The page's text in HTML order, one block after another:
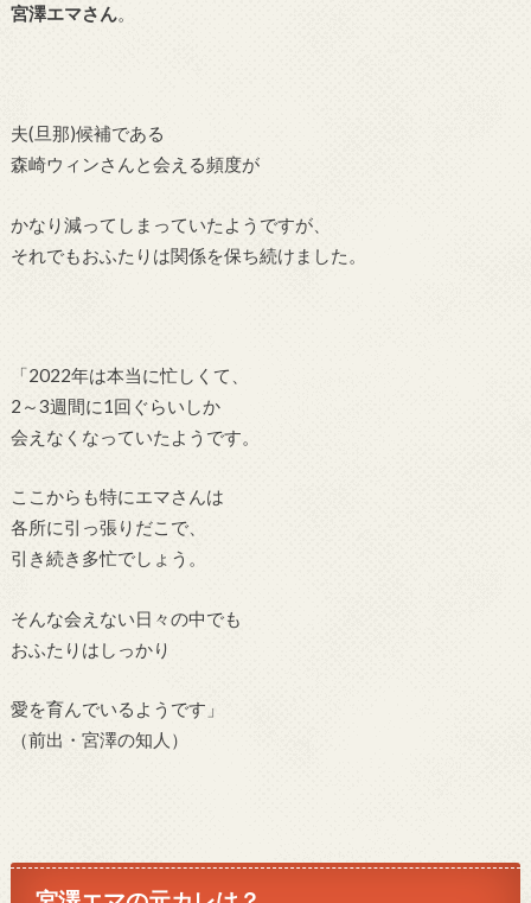
宮澤エマさん。
夫(旦那)候補である
森崎ウィンさんと会える頻度が
かなり減ってしまっていたようですが、
それでもおふたりは関係を保ち続けました。
「2022年は本当に忙しくて、
2～3週間に1回ぐらいしか
会えなくなっていたようです。
ここからも特にエマさんは
各所に引っ張りだこで、
引き続き多忙でしょう。
そんな会えない日々の中でも
おふたりはしっかり
愛を育んでいるようです」
（前出・宮澤の知人）